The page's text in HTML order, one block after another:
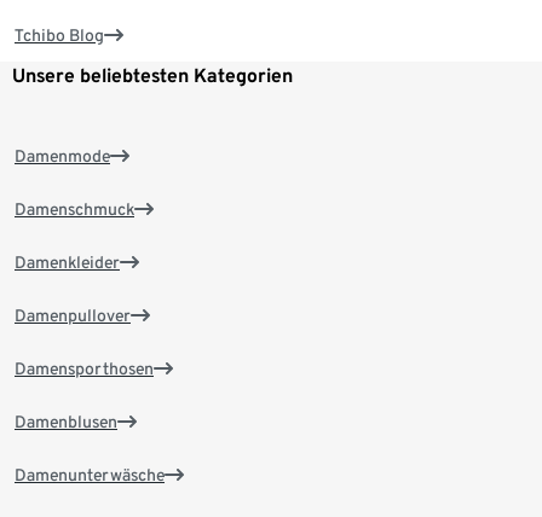
Tchibo Blog
Unsere beliebtesten Kategorien
Damenmode
Damenschmuck
Damenkleider
Damenpullover
Damensporthosen
Damenblusen
Damenunterwäsche